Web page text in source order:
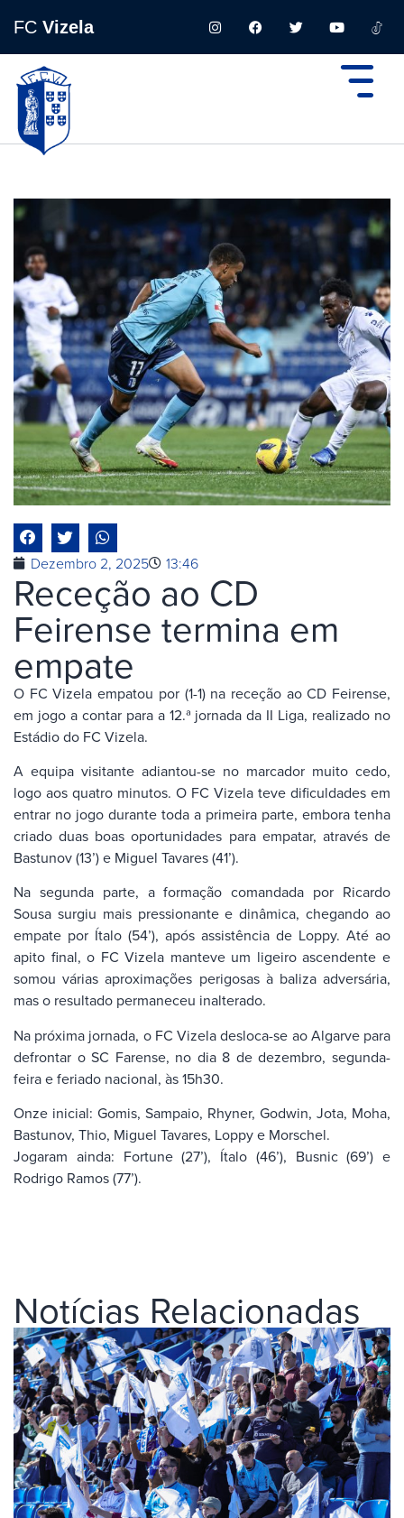
FC Vizela
Dezembro 2, 2025 13:46
Receção ao CD
Feirense termina em
empate
O FC Vizela empatou por (1-1) na receção ao CD Feirense,
em jogo a contar para a 12.ª jornada da II Liga, realizado no
Estádio do FC Vizela.
A equipa visitante adiantou-se no marcador muito cedo,
logo aos quatro minutos. O FC Vizela teve dificuldades em
entrar no jogo durante toda a primeira parte, embora tenha
criado duas boas oportunidades para empatar, através de
Bastunov (13’) e Miguel Tavares (41’).
Na segunda parte, a formação comandada por Ricardo
Sousa surgiu mais pressionante e dinâmica, chegando ao
empate por Ítalo (54’), após assistência de Loppy. Até ao
apito final, o FC Vizela manteve um ligeiro ascendente e
somou várias aproximações perigosas à baliza adversária,
mas o resultado permaneceu inalterado.
Na próxima jornada, o FC Vizela desloca-se ao Algarve para
defrontar o SC Farense, no dia 8 de dezembro, segunda-
feira e feriado nacional, às 15h30.
Onze inicial: Gomis, Sampaio, Rhyner, Godwin, Jota, Moha,
Bastunov, Thio, Miguel Tavares, Loppy e Morschel.
Jogaram ainda: Fortune (27’), Ítalo (46’), Busnic (69’) e
Rodrigo Ramos (77’).
Notícias Relacionadas